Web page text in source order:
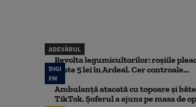
ADEVĂRUL
Revolta legumicultorilor: roșiile
peste 5 lei în Ardeal. Cer controale...
DIGI
FM
Ambulanță atacată cu topoare și
TikTok. Șoferul a ajuns pe masa de